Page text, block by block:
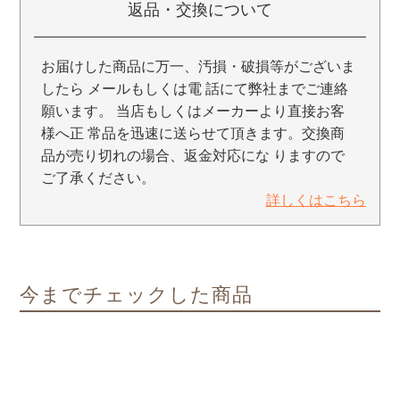
返品・交換について
お届けした商品に万一、汚損・破損等がございま
したら メールもしくは電 話にて弊社までご連絡
願います。 当店もしくはメーカーより直接お客
様へ正 常品を迅速に送らせて頂きます。交換商
品が売り切れの場合、返金対応にな りますので
ご了承ください。
詳しくはこちら
今までチェックした商品